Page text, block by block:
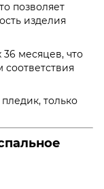
позволяет
изделия
месяцев, что
только